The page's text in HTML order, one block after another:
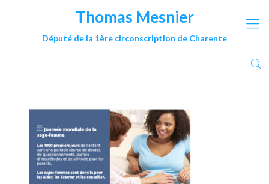
Thomas Mesnier
Député de la 1ère circonscription de Charente